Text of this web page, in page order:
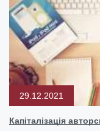
29.12.2021
Капіталізація